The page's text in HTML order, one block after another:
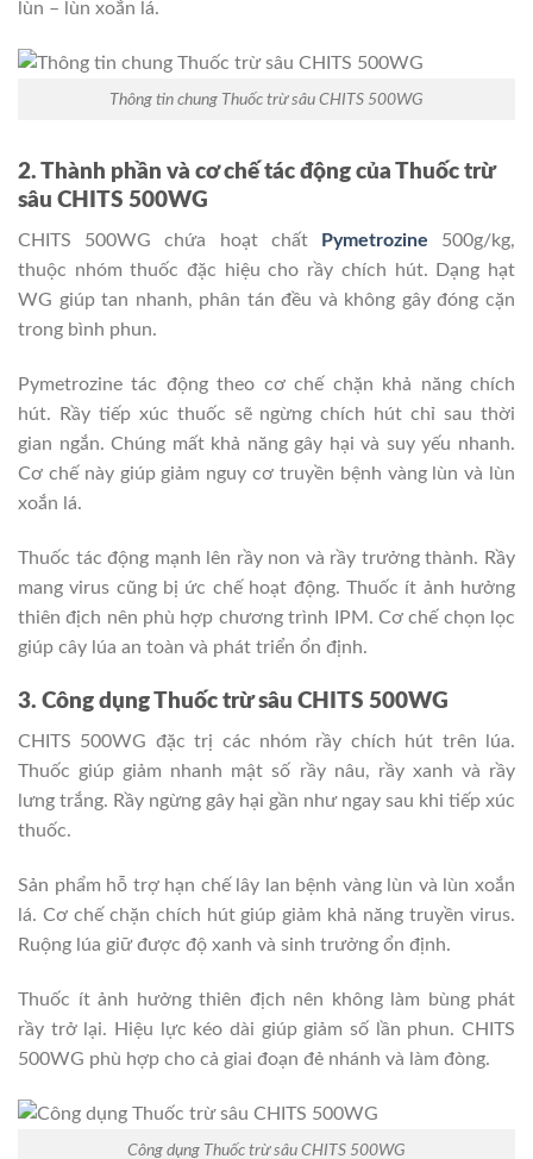
lùn – lùn xoắn lá.
Thông tin chung Thuốc trừ sâu CHITS 500WG
2. Thành phần và cơ chế tác động của Thuốc trừ
sâu CHITS 500WG
CHITS 500WG chứa hoạt chất Pymetrozine 500g/kg,
thuộc nhóm thuốc đặc hiệu cho rầy chích hút. Dạng hạt
WG giúp tan nhanh, phân tán đều và không gây đóng cặn
trong bình phun.
Pymetrozine tác động theo cơ chế chặn khả năng chích
hút. Rầy tiếp xúc thuốc sẽ ngừng chích hút chỉ sau thời
gian ngắn. Chúng mất khả năng gây hại và suy yếu nhanh.
Cơ chế này giúp giảm nguy cơ truyền bệnh vàng lùn và lùn
xoắn lá.
Thuốc tác động mạnh lên rầy non và rầy trưởng thành. Rầy
mang virus cũng bị ức chế hoạt động. Thuốc ít ảnh hưởng
thiên địch nên phù hợp chương trình IPM. Cơ chế chọn lọc
giúp cây lúa an toàn và phát triển ổn định.
3. Công dụng Thuốc trừ sâu CHITS 500WG
CHITS 500WG đặc trị các nhóm rầy chích hút trên lúa.
Thuốc giúp giảm nhanh mật số rầy nâu, rầy xanh và rầy
lưng trắng. Rầy ngừng gây hại gần như ngay sau khi tiếp xúc
thuốc.
Sản phẩm hỗ trợ hạn chế lây lan bệnh vàng lùn và lùn xoắn
lá. Cơ chế chặn chích hút giúp giảm khả năng truyền virus.
Ruộng lúa giữ được độ xanh và sinh trưởng ổn định.
Thuốc ít ảnh hưởng thiên địch nên không làm bùng phát
rầy trở lại. Hiệu lực kéo dài giúp giảm số lần phun. CHITS
500WG phù hợp cho cả giai đoạn đẻ nhánh và làm đòng.
Công dụng Thuốc trừ sâu CHITS 500WG